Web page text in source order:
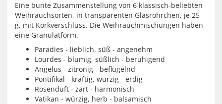
Eine bunte Zusammenstellung von 6 klassisch-beliebten
Weihrauchsorten, in transparenten Glasröhrchen, je 25
g, mit Korkverschluss. Die Weihrauchmischungen haben
eine Granulatform.
Paradies - lieblich, süß - angenehm
Lourdes - blumig, süßlich - beruhigend
Angelus - zitronig - beflügelnd
Pontifikal - kräftig, würzig - erdig
Rosenduft - zart - harmonisch
Vatikan - würzig, herb - balsamisch